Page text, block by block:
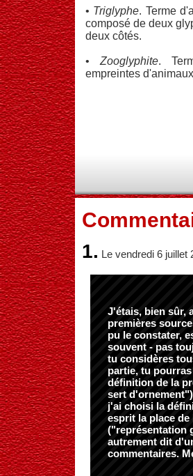
• Triglyphe. Terme
composé de deux
deux côtés.
•Zooglyphite.
empreintes
1. Le vendredi 6 juillet
J'étais, bien sûr,
premières
pu le constater,
souvent - pas
tu considères
partie, tu
définition de la
sert
j'ai choisi la
esprit la place
("représentation
autrement dit
commentaires.